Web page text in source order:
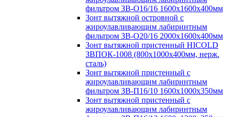
фильтром ЗВ-О16/16 1600х1600х400мм
Зонт вытяжной островной с
жироулавливающим лабиринтным
фильтром ЗВ-О20/16 2000х1600х400мм
Зонт вытяжной пристенный HICOLD
ЗВПОК-1008 (800х1000х400мм, нерж.
сталь)
Зонт вытяжной пристенный с
жироулавливающим лабиринтным
фильтром ЗВ-П16/10 1600х1000х350мм
Зонт вытяжной пристенный с
жироулавливающим лабиринтным